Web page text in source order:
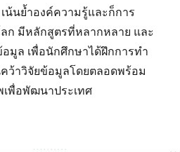
นย้ำองค์ความรู้และก็การ
ก มีหลักสูตรที่หลากหลาย และ
มูล เพื่อนักศึกษาได้ฝึกการทำ
ว้าวิจัยข้อมูลโดยตลอดพร้อม
พื่อพัฒนาประเทศ